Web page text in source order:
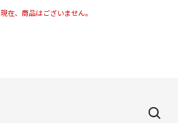
現在、商品はございません。